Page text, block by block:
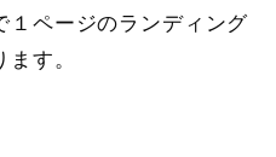
１ページのランディング
す。